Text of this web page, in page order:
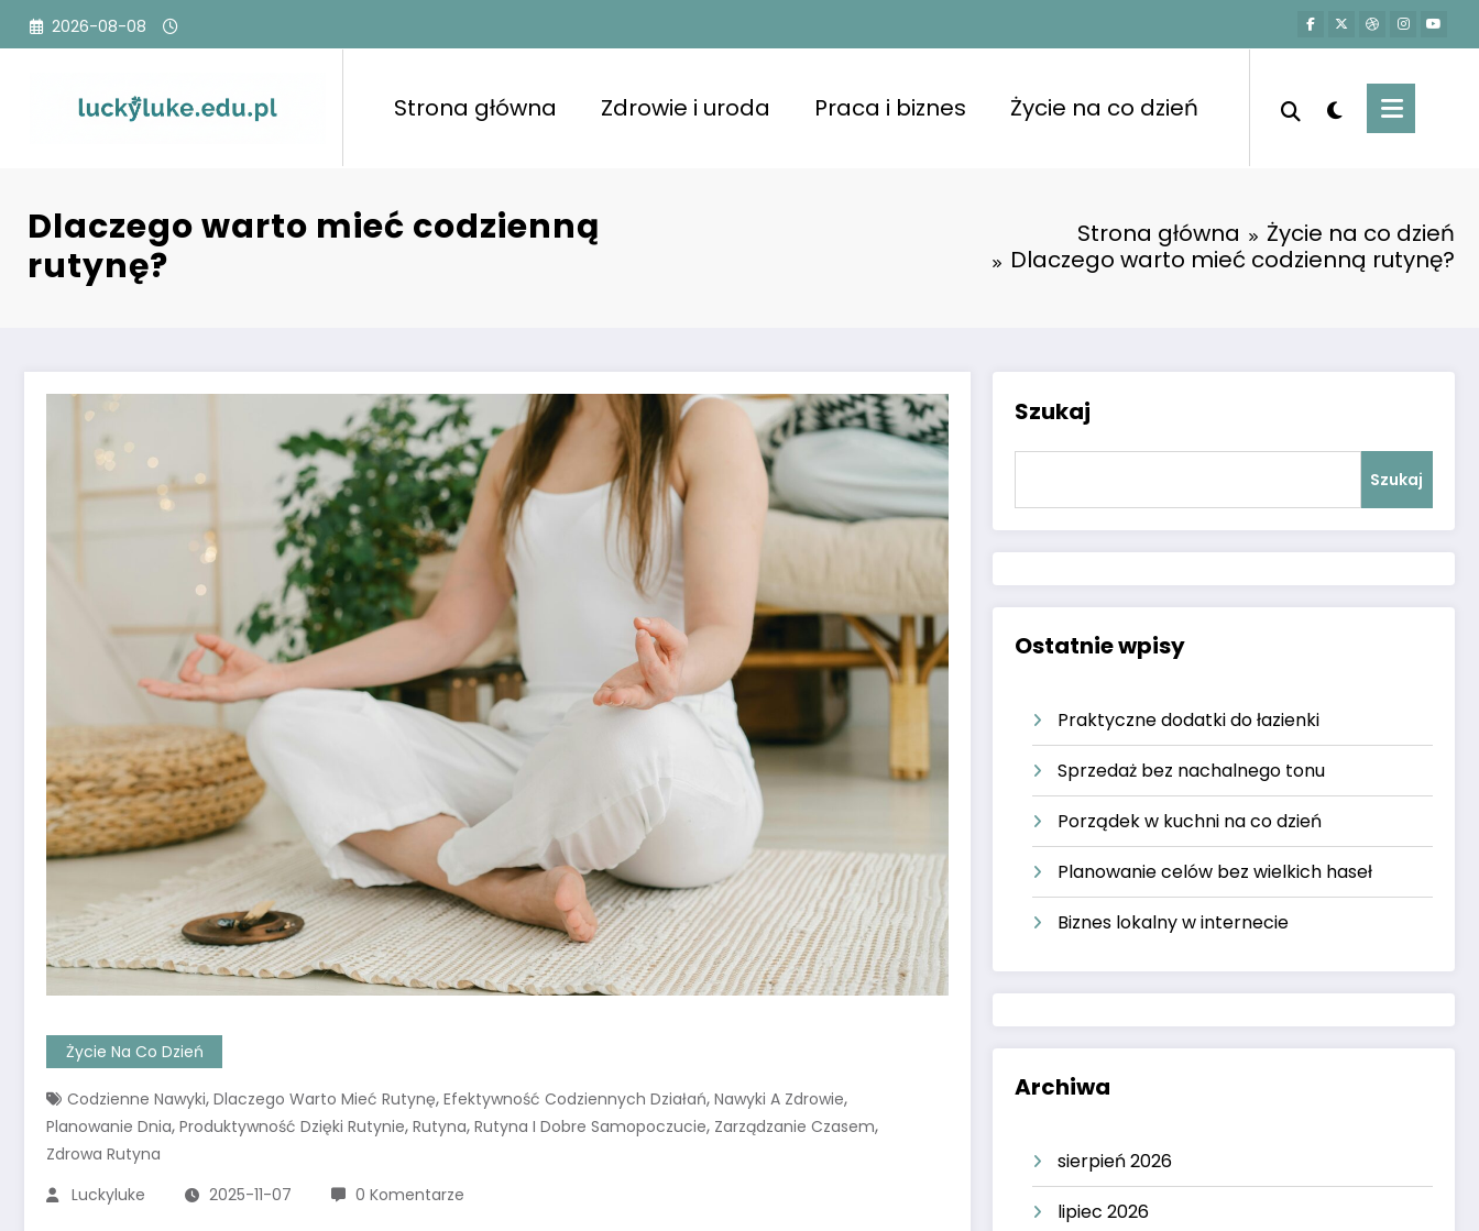
Przejdź
2026-08-08
Strona główna Zdrowie i uroda Praca i biznes Życie na co dzień
Dlaczego warto mieć codzienną
rutynę?
Strona główna
Życie na co dzień
Dlaczego warto mieć codzienną rutynę?
Życie Na Co Dzień
Codzienne Nawyki, Dlaczego Warto Mieć Rutynę, Efektywność Codziennych Działań, Nawyki A Zdrowie,
Planowanie Dnia, Produktywność Dzięki Rutynie, Rutyna, Rutyna I Dobre Samopoczucie, Zarządzanie Czasem,
Zdrowa Rutyna
Luckyluke
2025-11-07 0 Komentarze
Szukaj
Szukaj
Ostatnie wpisy
Praktyczne dodatki do łazienki
Sprzedaż bez nachalnego tonu
Porządek w kuchni na co dzień
Planowanie celów bez wielkich haseł
Biznes lokalny w internecie
Archiwa
sierpień 2026
lipiec 2026